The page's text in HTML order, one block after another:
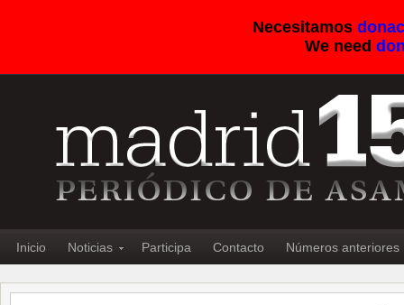
Necesitamos
We need
Inicio Noticias Participa Contacto Números anteriores